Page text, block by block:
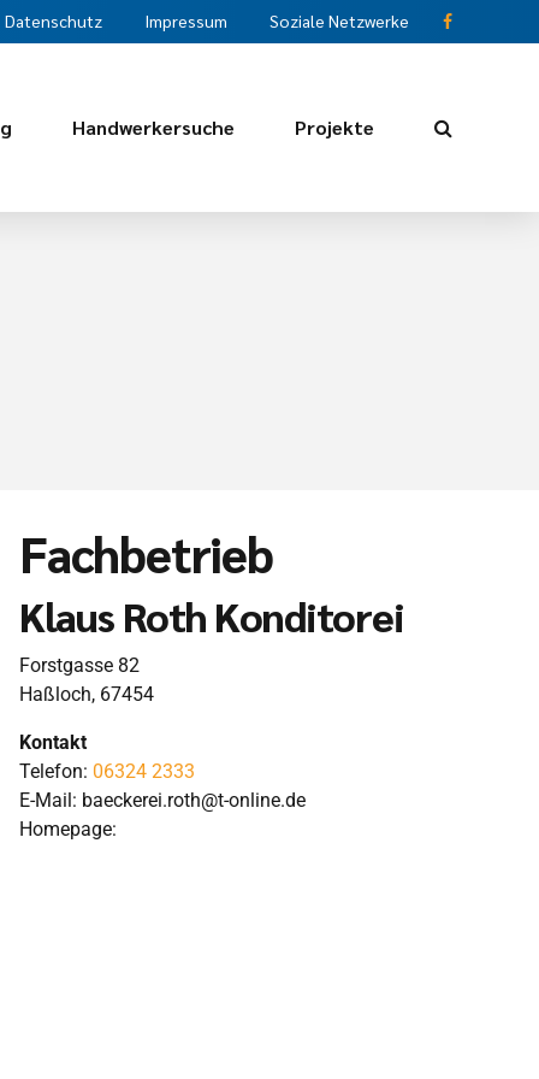
Datenschutz Impressum Soziale Netzwerke
Handwerkersuche Projekte
Fachbetrieb
Klaus Roth Konditorei
Forstgasse 82
Haßloch, 67454
Kontakt
Telefon: 06324 2333
E-Mail: baeckerei.roth@t-online.de
Homepage: